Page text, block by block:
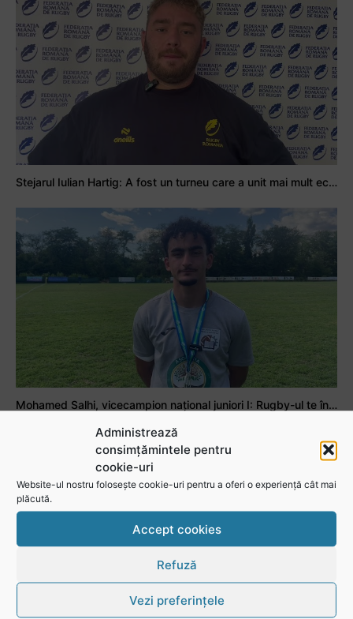
Administrează
consimțămintele pentru
cookie-uri
Website-ul nostru folosește cookie-uri pentru a oferi o experiență cât mai
plăcută.
Accept cookies
Refuză
Vezi preferințele
Stejarul Iulian Hartig: A fost un turneu care a unit mai mult echipa
Mohamed Salhi, vicecampion național juniori I: Rugby-ul te învață să accepți și înfrângerile
Vezi toate videoclipurile